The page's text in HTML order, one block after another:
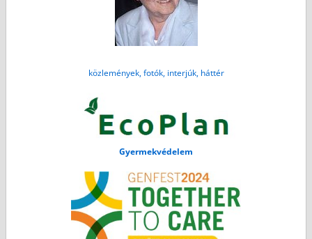
közlemények, fotók, interjúk, háttér
Gyermekvédelem